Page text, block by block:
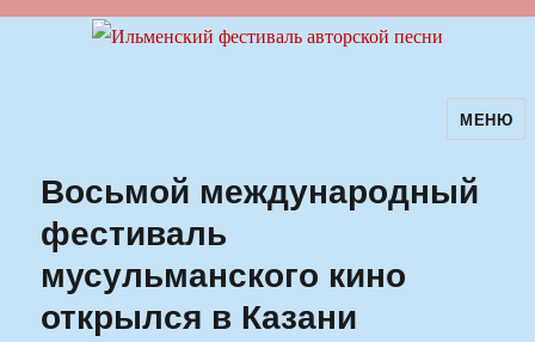
Ильменский фестиваль авторскойМЕНЮ
Восьмой международный
фестиваль
мусульманского кино
открылся в Казани